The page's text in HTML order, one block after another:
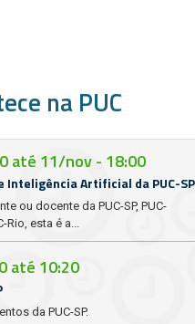
na PUC
até 11/nov - 18:00
Inteligência Artificial da PUC-SP
ou docente da PUC-SP, PUC-
Rio, esta é a...
até 10:20
da PUC-SP.